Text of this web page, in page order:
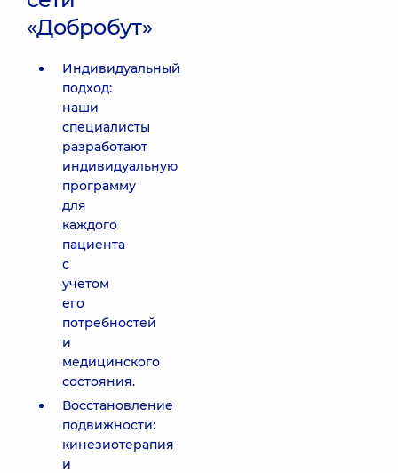
«Добробут»
Индивидуальный
подход:
наши
специалисты
разработают
индивидуальную
программу
для
каждого
пациента
с
учетом
его
потребностей
и
медицинского
состояния.
Восстановление
подвижности:
кинезиотерапия
и